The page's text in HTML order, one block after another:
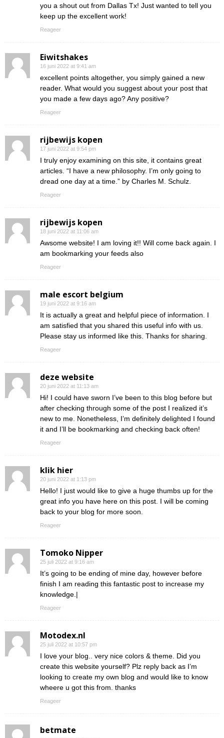
you a shout out from Dallas Tx! Just wanted to tell you
keep up the excellent work!
Reageer
Eiwitshakes
16 juni 2022 at 9:41 am
excellent points altogether, you simply gained a new
reader. What would you suggest about your post that
you made a few days ago? Any positive?
Reageer
rijbewijs kopen
17 juni 2022 at 9:54 pm
I truly enjoy examining on this site, it contains great
articles. “I have a new philosophy. I’m only going to
dread one day at a time.” by Charles M. Schulz.
Reageer
rijbewijs kopen
18 juni 2022 at 11:06 am
Awsome website! I am loving it!! Will come back again. I
am bookmarking your feeds also
Reageer
male escort belgium
19 juni 2022 at 9:16 am
It is actually a great and helpful piece of information. I
am satisfied that you shared this useful info with us.
Please stay us informed like this. Thanks for sharing.
Reageer
deze website
20 juni 2022 at 11:13 am
Hi! I could have sworn I’ve been to this blog before but
after checking through some of the post I realized it’s
new to me. Nonetheless, I’m definitely delighted I found
it and I’ll be bookmarking and checking back often!
Reageer
klik hier
20 juni 2022 at 1:13 pm
Hello! I just would like to give a huge thumbs up for the
great info you have here on this post. I will be coming
back to your blog for more soon.
Reageer
Tomoko Nipper
25 juli 2022 at 9:16 am
It’s going to be ending of mine day, however before
finish I am reading this fantastic post to increase my
knowledge.|
Reageer
Motodex.nl
25 juli 2022 at 10:57 pm
I love your blog.. very nice colors & theme. Did you
create this website yourself? Plz reply back as I’m
looking to create my own blog and would like to know
wheere u got this from. thanks
Reageer
betmate